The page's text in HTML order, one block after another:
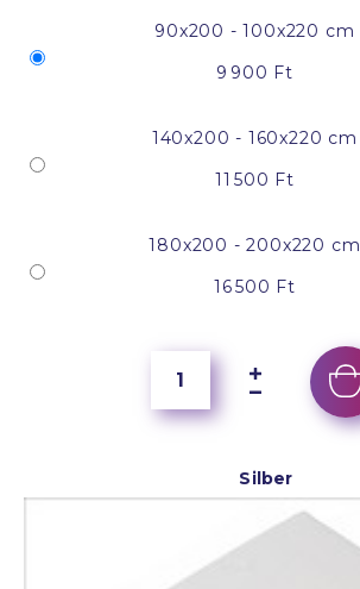
90x200 - 100x220 cm
9 900 Ft
140x200 - 160x220 cm
11 500 Ft
180x200 - 200x220 cm
16 500 Ft
Silber